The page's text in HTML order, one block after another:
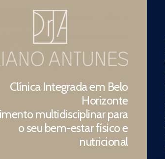
Clínica Integrada em Belo
Horizonte
multidisciplinar para
o seu bem-estar físico e
nutricional